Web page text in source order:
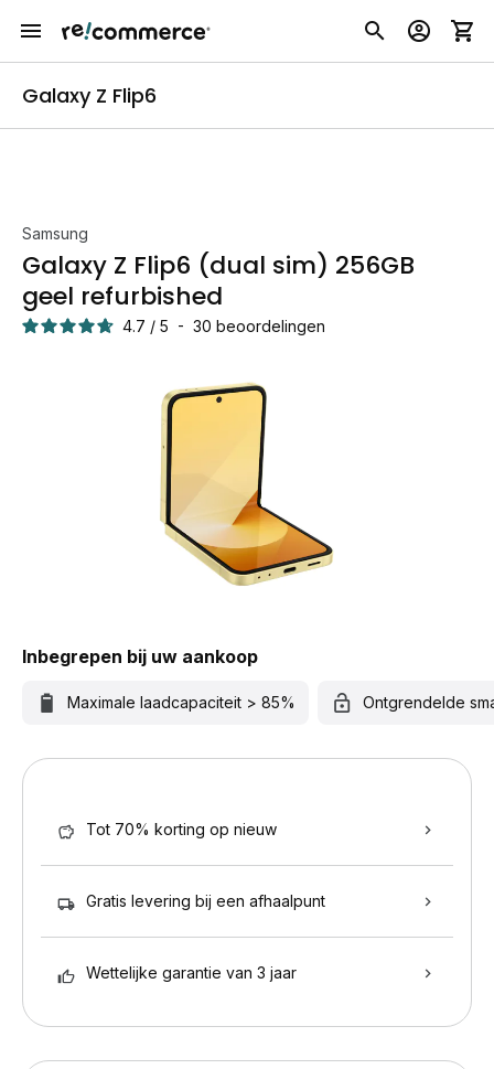
Galaxy Z Flip6
Samsung
Galaxy Z Flip6 (dual sim) 256GB
geel refurbished
4.7 / 5 - 30 beoordelingen
Inbegrepen bij uw aankoop
Maximale laadcapaciteit > 85% Ontgrendelde
Tot 70% korting op nieuw
Gratis levering bij een afhaalpunt
Wettelijke garantie van 3 jaar